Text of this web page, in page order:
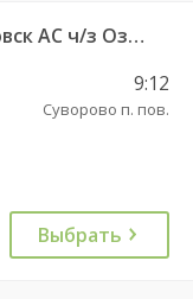
567А Калининград АВ — Черняховск АС ч/з Озерки п., Правдинск КДП, Железнодорожный КДП
9:12
Суворово п. пов.
Выбрать